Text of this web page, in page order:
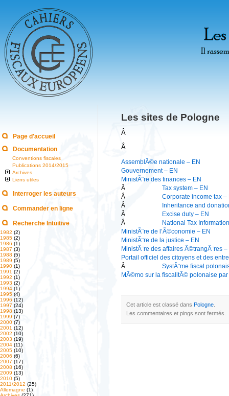
Page d'accueil
Documentation
Conventions fiscales
Publications 2014/2015
Archives
Liens utiles
Interroger les auteurs
Commander en ligne
Recherche Intuitive
1982 (2)
1985 (2)
1986 (1)
1987 (3)
1988 (5)
1989 (5)
1990 (1)
1991 (2)
1992 (1)
1993 (2)
1994 (1)
1995 (4)
1996 (12)
1997 (24)
1998 (13)
1999 (7)
2000 (7)
2001 (12)
2002 (10)
2003 (19)
2004 (11)
2005 (10)
2006 (6)
2007 (17)
2008 (16)
2009 (13)
2010 (5)
2011/2012 (25)
Allemagne (1)
Les sites de Pologne
Â
Â
AssemblÃ©e nationale – EN
Gouvernement – EN
MinistÃ¨re des finances – EN
Â
Tax system – EN
Â
Corporate income tax –
Â
Inheritance and
Â
Excise duty – EN
Â
National Tax
MinistÃ¨re de l’Ã©conomie – EN
MinistÃ¨re de la justice – EN
MinistÃ¨re des affaires Ã©trangÃ¨res –
Portail officiel des citoyens et des
Â
SystÃ¨me fiscal
MÃ©mo sur la fiscalitÃ© polonaise
Cet article est classé dans Pologne
Les commentaires et pings sont fermés.